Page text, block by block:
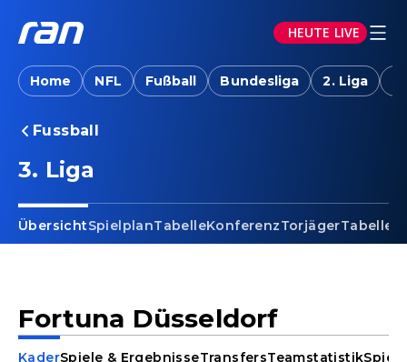
HEUTE LIVE
Home NFL Fußball Bundesliga 2. Liga
Fussball
3. Liga
ÜbersichtSpielplanTabelleKonferenzTorjäger
Fortuna Düsseldorf
KaderSpiele & ErgebnisseTransfersTeamstatistik